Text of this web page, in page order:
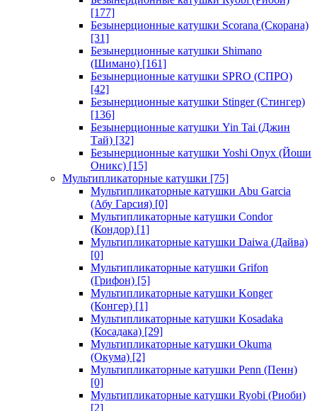
[177]
Безынерционные катушки Scorana (Скорана)
[31]
Безынерционные катушки Shimano
(Шимано) [161]
Безынерционные катушки SPRO (СПРО)
[42]
Безынерционные катушки Stinger (Стингер)
[136]
Безынерционные катушки Yin Tai (Джин
Тай) [32]
Безынерционные катушки Yoshi Onyx (Йоши
Оникс) [15]
Мультипликаторные катушки [75]
Мультипликаторные катушки Abu Garcia
(Абу Гарсия) [0]
Мультипликаторные катушки Condor
(Кондор) [1]
Мультипликаторные катушки Daiwa (Дайва)
[0]
Мультипликаторные катушки Grifon
(Грифон) [5]
Мультипликаторные катушки Konger
(Конгер) [1]
Мультипликаторные катушки Kosadaka
(Косадака) [29]
Мультипликаторные катушки Okuma
(Окума) [2]
Мультипликаторные катушки Penn (Пенн)
[0]
Мультипликаторные катушки Ryobi (Риоби)
[2]